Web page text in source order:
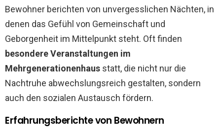
Bewohner berichten von unvergesslichen Nächten, in
denen das Gefühl von Gemeinschaft und
Geborgenheit im Mittelpunkt steht. Oft finden
besondere Veranstaltungen im
Mehrgenerationenhaus statt, die nicht nur die
Nachtruhe abwechslungsreich gestalten, sondern
auch den sozialen Austausch fördern.
Erfahrungsberichte von Bewohnern